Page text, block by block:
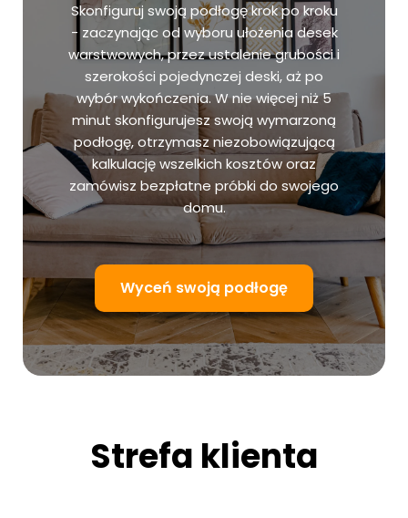
Skonfiguruj swoją podłogę krok po kroku
- zaczynając od wyboru ułożenia desek
warstwowych, przez ustalenie grubości i
szerokości pojedynczej deski, aż po
wybór wykończenia. W nie więcej niż 5
minut skonfigurujesz swoją wymarzoną
podłogę, otrzymasz niezobowiązującą
kalkulację wszelkich kosztów oraz
zamówisz bezpłatne próbki do swojego
domu.
Wyceń swoją podłogę
Strefa klienta